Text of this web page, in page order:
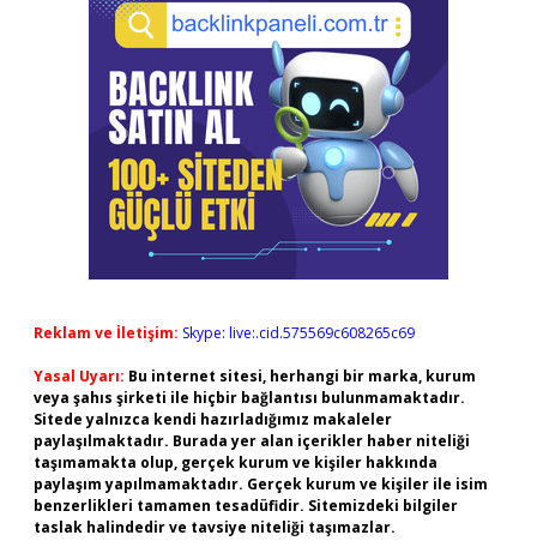
Reklam ve İletişim: Skype: live:.cid.575569c608265c69
Yasal Uyarı: Bu internet sitesi, herhangi bir marka, kurum
veya şahıs şirketi ile hiçbir bağlantısı bulunmamaktadır.
Sitede yalnızca kendi hazırladığımız makaleler
paylaşılmaktadır. Burada yer alan içerikler haber niteliği
taşımamakta olup, gerçek kurum ve kişiler hakkında
paylaşım yapılmamaktadır. Gerçek kurum ve kişiler ile isim
benzerlikleri tamamen tesadüfidir. Sitemizdeki bilgiler
taslak halindedir ve tavsiye niteliği taşımazlar.